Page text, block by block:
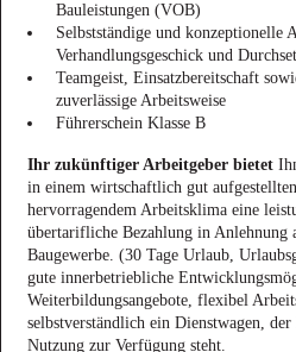
Bauleistungen (VOB)
Selbstständige und konzeptionelle
Verhandlungsgeschick und
Teamgeist, Einsatzbereitschaft
zuverlässige Arbeitsweise
Führerschein Klasse B
Ihr zukünftiger Arbeitgeber bietet
in einem wirtschaftlich gut
hervorragendem Arbeitsklima eine
übertarifliche Bezahlung in Anlehnung
Baugewerbe. (30 Tage Urlaub,
gute innerbetriebliche
Weiterbildungsangebote, flexibel
selbstverständlich ein Dienstwagen,
Nutzung zur Verfügung steht.